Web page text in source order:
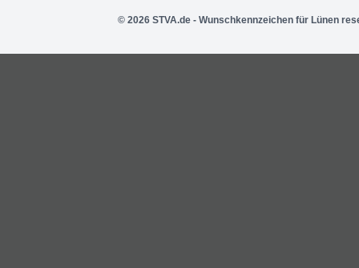
© 2026 STVA.de - Wunschkennzeichen für Lünen